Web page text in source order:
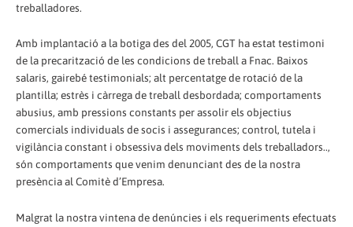
treballadores.
Amb implantació a la botiga des del 2005, CGT ha estat testimoni
de la precarització de les condicions de treball a Fnac. Baixos
salaris, gairebé testimonials; alt percentatge de rotació de la
plantilla; estrès i càrrega de treball desbordada; comportaments
abusius, amb pressions constants per assolir els objectius
comercials individuals de socis i assegurances; control, tutela i
vigilància constant i obsessiva dels moviments dels treballadors..,
són comportaments que venim denunciant des de la nostra
presència al Comitè d’Empresa.
Malgrat la nostra vintena de denúncies i els requeriments efectuats